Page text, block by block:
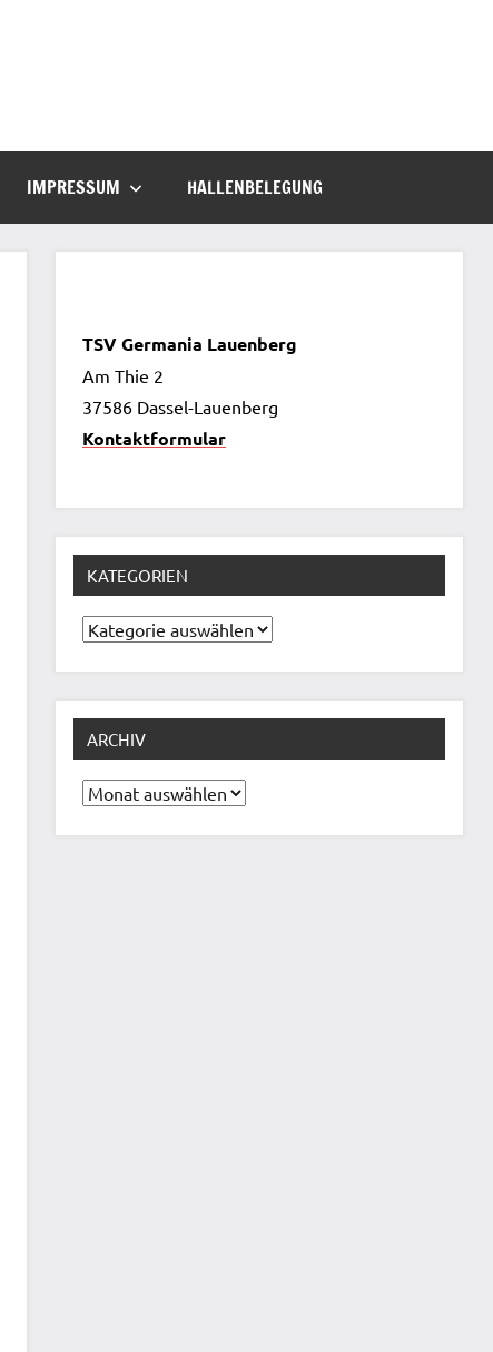
IMPRESSUM HALLENBELEGUNG
TSV Germania Lauenberg
Am Thie 2
37586 Dassel-Lauenberg
Kontaktformular
KATEGORIEN
Kategorien
ARCHIV
Archiv